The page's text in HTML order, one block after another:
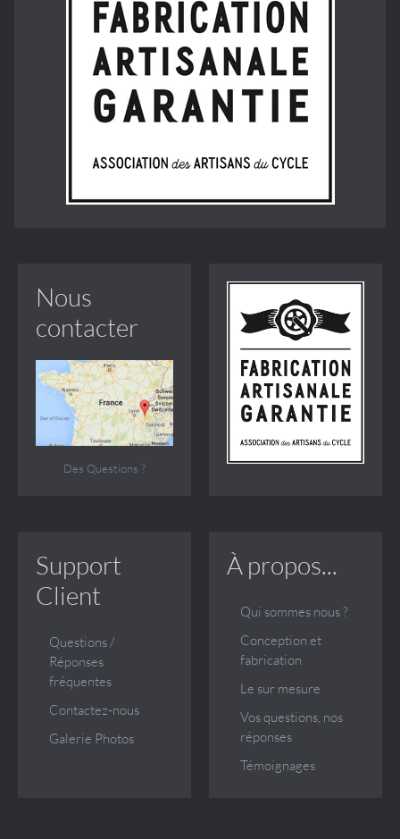
Nous
contacter
Des Questions ?
Support
Client
Questions /
Réponses
fréquentes
Contactez-nous
Galerie Photos
À propos...
Qui sommes nous ?
Conception et
fabrication
Le sur mesure
Vos questions, nos
réponses
Témoignages